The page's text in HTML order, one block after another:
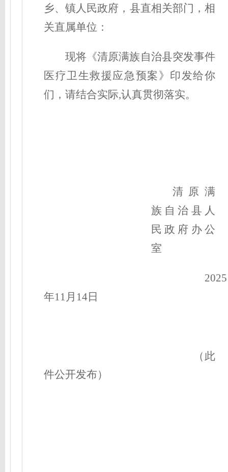
乡、镇人民政府，县直相关部门，相
关直属单位：
现将《清原满族自治县突发事件
医疗卫生救援应急预案》印发给你
们，请结合实际,认真贯彻落实。
清原满
族自治县人
民政府办公
室
2025
年11月 14日
（此
件公开发布）